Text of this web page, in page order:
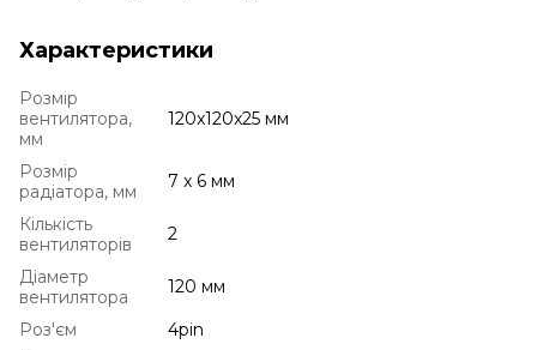
Характеристики
Розмір
вентилятора,
мм
120x120x25 мм
Розмір
радіатора, мм
7 x 6 мм
Кількість
вентиляторів
2
Діаметр
вентилятора
120 мм
Роз'єм
4pin